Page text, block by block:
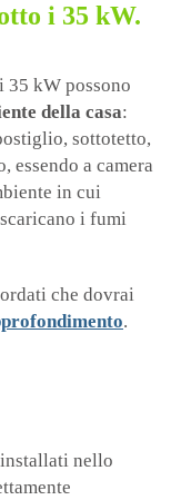
i 35 kW.
35 kW possono
della casa:
sottotetto,
essendo a camera
in cui
i fumi
che dovrai
.
nello